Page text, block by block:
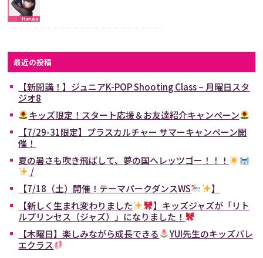
最近の投稿
【新開講！】ジュニアK-POP Shooting Class – 月曜日スタ
ジオ8
キッズ限定！スタート応援＆お友達紹介キャンペーン
【7/29-31限定】プラスカルチャー サマーキャンペーン開
催！
夏の暑さも吹き飛ばして、夢の国へレッツゴー！！！
/
【7/18（土）開催！テーマパークダンスWS
】
【新しく生まれ変わりました
】キッズジャズが「リト
ルプリンセス（ジャズ）」になりました！
【木曜日】楽しみながら成長できる
YUI先生のキッズバレ
エクラス